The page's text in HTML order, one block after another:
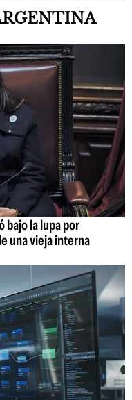
bajo la lupa por
una vieja interna